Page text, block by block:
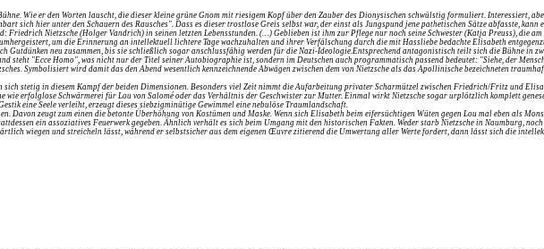
Wie er den Worten lauscht, die dieser kleine grüne Gnom mit riesigem Kopf über den Zauber des Dionysischen schwülstig formuliert. Interessiert,
sich hier unter den Schauern des Rausches". Dass es dieser trostlose Greis selbst war, der einst als Jungspund jene pathetischen Sätze abfasste,
Friedrich Nietzsche (Holger Vandrich) in seinen letzten Lebensstunden. (…) Geblieben ist ihm zur Pflege nur noch seine Schwester (Katja Preuss), die
um die Erinnerung an intellektuell lichtere Tage wachzuhalten und ihrer Verfälschung durch die mit Hassliebe bedachte Elisabeth
Gutdünken neu zusammen, bis sie schließlich sogar anschlussfähig werden für die Nazi-Ideologie.Entsprechend antagonistisch teilt sich die Bühne in
steht "Ecce Homo", was nicht nur der Titel seiner Autobiographie ist, sondern im Deutschen auch programmatisch passend bedeutet: "Siehe, der
Symbolisiert wird damit das den Abend wesentlich kennzeichnende Abwägen zwischen dem von Nietzsche als das Apollinische bezeichneten
sich stetig in diesem Kampf der beiden Dimensionen. Besonders viel Zeit nimmt die Aufarbeitung privater Scharmützel zwischen Friedrich/Fritz und
wie erfolglose Schwärmerei für Lou von Salomé oder das Verhältnis der Geschwister zur Mutter. Einmal wirkt Nietzsche sogar urplötzlich komplett
eine Seele verleiht, erzeugt dieses siebzigminütige Gewimmel eine nebulöse Traumlandschaft.
Davon zeugt zum einen die betonte Überhöhung von Kostümen und Maske. Wenn sich Elisabeth beim eifersüchtigen Wüten gegen Lou mal eben als
ein assoziatives Feuerwerk gegeben. Ähnlich verhält es sich beim Umgang mit den historischen Fakten. Weder starb Nietzsche in Naumburg,
wiegen und streicheln lässt, während er selbstsicher aus dem eigenen Œuvre zitierend die Umwertung aller Werte fordert, dann lässt sich die